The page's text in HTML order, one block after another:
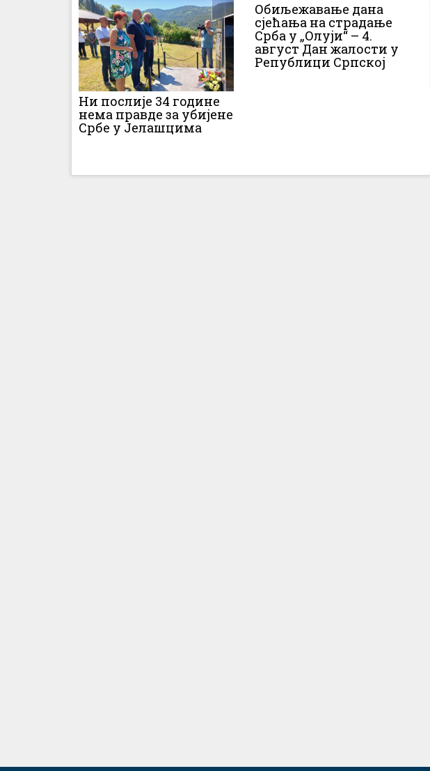
Ни послије 34 године
нема правде за убијене
Србе у Јелашцима
Обиљежавање дана
сјећања на страдање
Срба у „Олуји“ – 4.
август Дан жалости у
Републици Српској